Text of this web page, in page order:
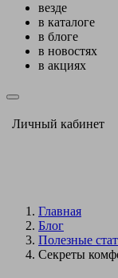
везде
в каталоге
в блоге
в новостях
в акциях
Личный кабинет
Главная
Блог
Полезные
Секреты